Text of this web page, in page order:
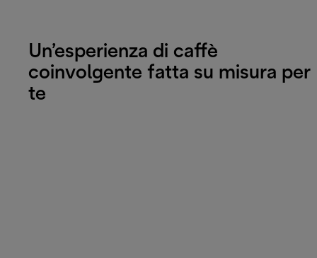
Un’esperienza di caffè
coinvolgente fatta su misura per
te